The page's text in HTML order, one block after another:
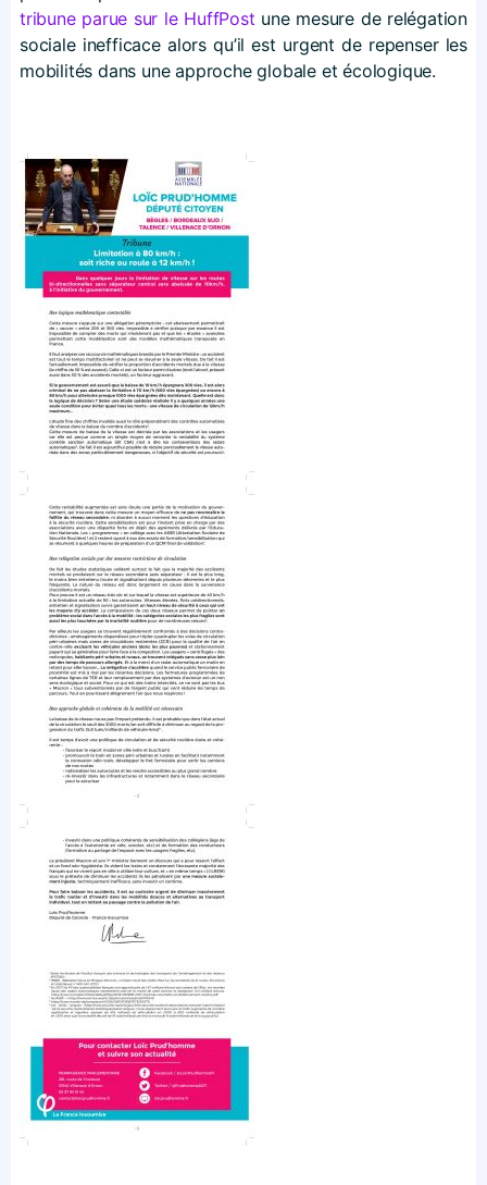
tribune parue sur le HuffPost une mesure de relégation
sociale inefficace alors qu’il est urgent de repenser les
mobilités dans une approche globale et écologique.